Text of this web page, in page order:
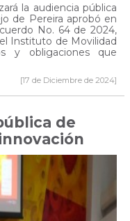
la audiencia pública
de Pereira aprobó en
No. 64 de 2024,
Instituto de Movilidad
y obligaciones que
[17 de Diciembre de 2024]
de